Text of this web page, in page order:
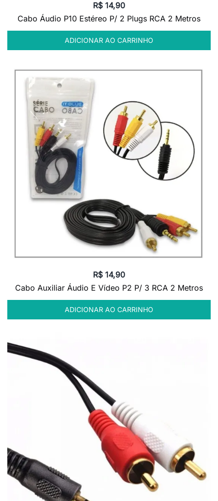
R$ 14,90
Cabo Áudio P10 Estéreo P/ 2 Plugs RCA 2 Metros
ADICIONAR AO CARRINHO
R$ 14,90
Cabo Auxiliar Áudio E Vídeo P2 P/ 3 RCA 2 Metros
ADICIONAR AO CARRINHO